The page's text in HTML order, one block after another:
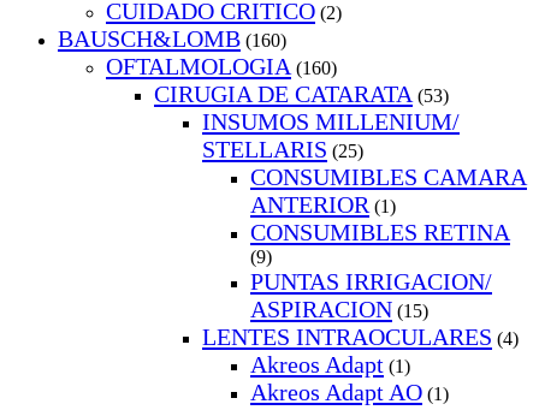
CUIDADO CRITICO (2)
BAUSCH&LOMB (160)
OFTALMOLOGIA (160)
CIRUGIA DE CATARATA (53)
INSUMOS MILLENIUM/
STELLARIS (25)
CONSUMIBLES CAMARA
ANTERIOR (1)
CONSUMIBLES RETINA
(9)
PUNTAS IRRIGACION/
ASPIRACION (15)
LENTES INTRAOCULARES (4)
Akreos Adapt (1)
Akreos Adapt AO (1)